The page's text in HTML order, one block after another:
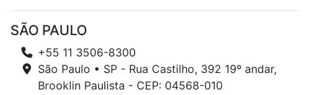
SÃO PAULO
+55 11 3506-8300
São Paulo • SP - Rua Castilho, 392 19º andar,
Brooklin Paulista - CEP: 04568-010